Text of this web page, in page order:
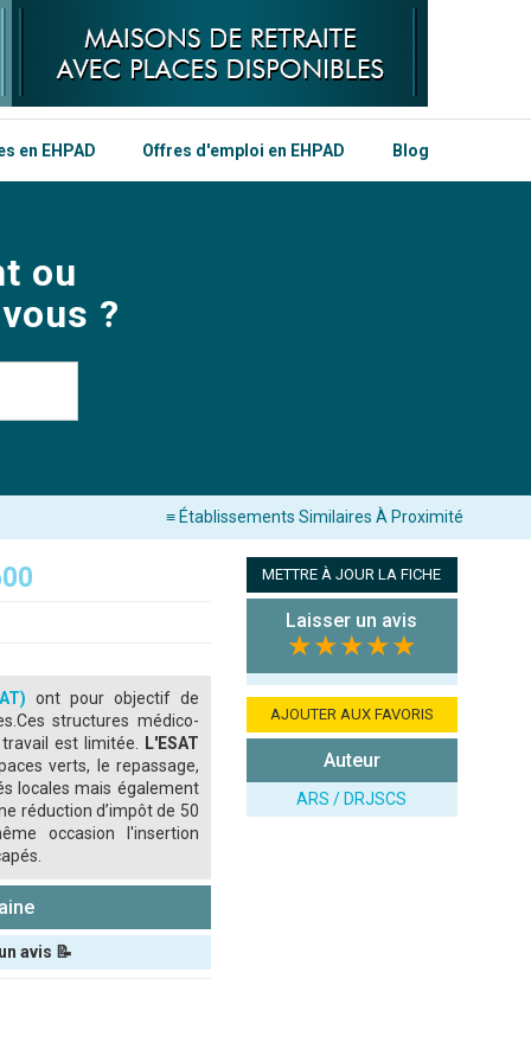
en EHPAD Offres d'emploi en EHPAD Blog
ou
?
≡ Établissements Similaires À Proximité
ont pour objectif de
structures médico-
est limitée.
L'ESAT
verts, le repassage,
locales mais également
réduction d’impôt de 50
occasion l'insertion
avis 📝
METTRE À JOUR LA FICHE
Laisser un avis
★★★★★
AJOUTER AUX FAVORIS
Auteur
ARS / DRJSCS